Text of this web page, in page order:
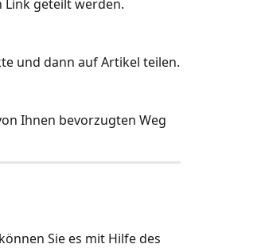
Link geteilt werden.
und dann auf Artikel teilen.
Ihnen bevorzugten Weg
Sie es mit Hilfe des